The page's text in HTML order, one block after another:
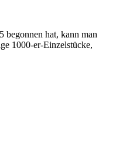
begonnen hat, kann man
1000-er-Einzelstücke,